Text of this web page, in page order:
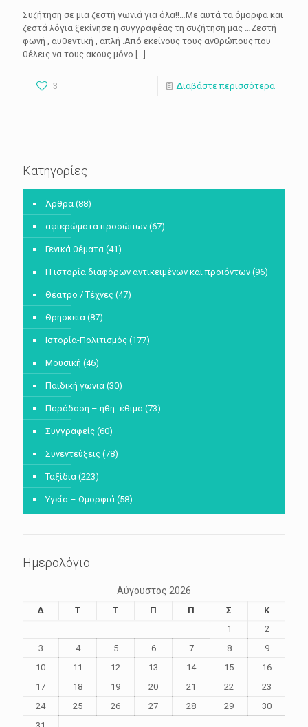
Συζήτηση σε μια ζεστή γωνιά για όλα!!…Με αυτά τα όμορφα και
ζεστά λόγια ξεκίνησε η συγγραφέας τη συζήτηση μας …Ζεστή
φωνή , αυθεντική , απλή .Από εκείνους τους ανθρώπους που
θέλεις να τους ακούς μόνο […]
3 Διαβάστε περισσότερα
Κατηγορίες
Άρθρα (88)
αφιερώματα προσώπων (67)
Γενικά θέματα (41)
Η ιστορία διαφόρων αντικειμένων και προϊόντων (96)
Θέατρο / Τέχνες (47)
Θρησκεία (87)
Ιστορία-Πολιτισμός (177)
Μουσική (46)
Παιδική γωνιά (30)
Παράδοση – ήθη- έθιμα (73)
Συγγραφείς (60)
Συνεντεύξεις (78)
Ταξίδια (223)
Υγεία – Ομορφιά (58)
Ημερολόγιο
Αύγουστος 2026
Δ Τ Τ Π Π Σ
Κ
1
2
3
4 5 6 7 8
9
10
11 12 13 14 15
16
17
18 19 20 21 22
23
24
25 26 27 28 29
30
31